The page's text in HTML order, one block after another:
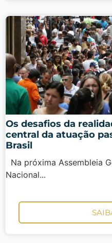
Os desafios da
central da atuação
Brasil
Na próxima Assembleia
Nacional...